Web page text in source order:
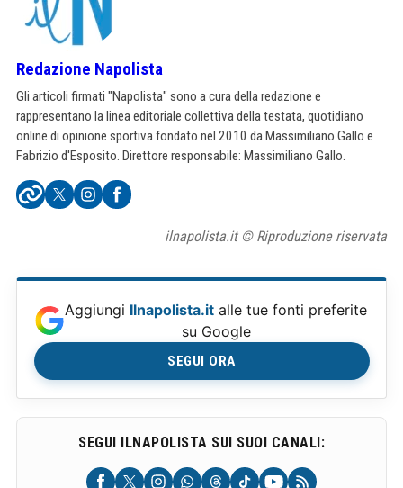
Redazione Napolista
Gli articoli firmati "Napolista" sono a cura della redazione e
rappresentano la linea editoriale collettiva della testata, quotidiano
online di opinione sportiva fondato nel 2010 da Massimiliano Gallo e
Fabrizio d'Esposito. Direttore responsabile: Massimiliano Gallo.
ilnapolista.it © Riproduzione riservata
Aggiungi Ilnapolista.it alle tue fonti preferite
su Google
SEGUI ORA
SEGUI ILNAPOLISTA SUI SUOI CANALI: